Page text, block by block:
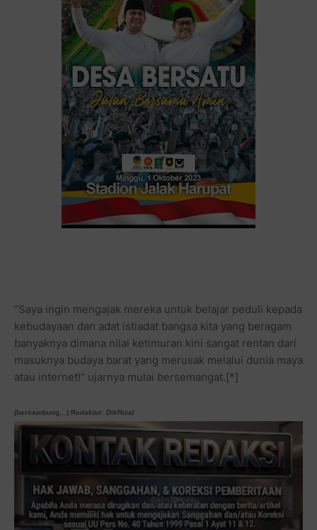
“Saya ingin mengajak mereka untuk belajar peduli kepada
kebudayaan dan adat istiadat bangsa kita yang beragam
banyaknya dimana nilai ketimuran kini sangat rentan dari
masuknya budaya barat yang merusak melalui dunia maya
atau internet!” ujarnya mulai bersemangat.[*]
(bersambung…) Redaktur: DikRizal